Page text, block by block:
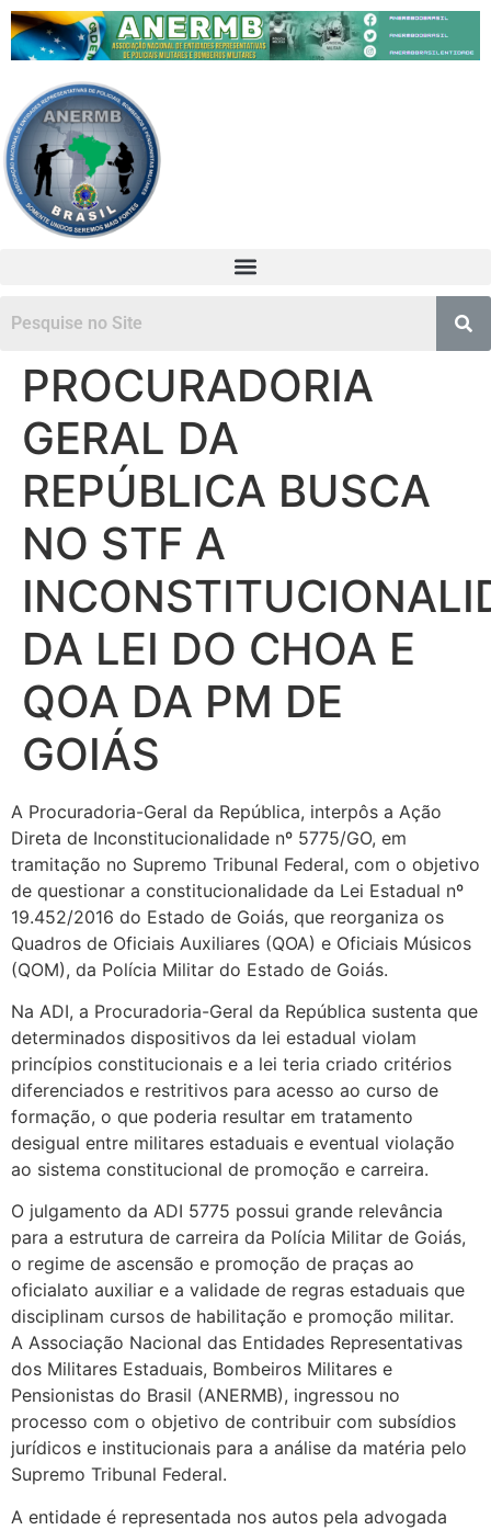
PROCURADORIA
GERAL DA
REPÚBLICA BUSCA
NO STF A
DA LEI DO CHOA E
QOA DA PM DE
GOIÁS
A Procuradoria-Geral da República, interpôs a Ação
Direta de Inconstitucionalidade nº 5775/GO, em
tramitação no Supremo Tribunal Federal, com o objetivo
de questionar a constitucionalidade da Lei Estadual nº
19.452/2016 do Estado de Goiás, que reorganiza os
Quadros de Oficiais Auxiliares (QOA) e Oficiais Músicos
(QOM), da Polícia Militar do Estado de Goiás.
Na ADI, a Procuradoria-Geral da República sustenta que
determinados dispositivos da lei estadual violam
princípios constitucionais e a lei teria criado critérios
diferenciados e restritivos para acesso ao curso de
formação, o que poderia resultar em tratamento
desigual entre militares estaduais e eventual violação
ao sistema constitucional de promoção e carreira.
O julgamento da ADI 5775 possui grande relevância
para a estrutura de carreira da Polícia Militar de Goiás,
o regime de ascensão e promoção de praças ao
oficialato auxiliar e a validade de regras estaduais que
disciplinam cursos de habilitação e promoção militar.
A Associação Nacional das Entidades Representativas
dos Militares Estaduais, Bombeiros Militares e
Pensionistas do Brasil (ANERMB), ingressou no
processo com o objetivo de contribuir com subsídios
jurídicos e institucionais para a análise da matéria pelo
Supremo Tribunal Federal.
A entidade é representada nos autos pela advogada